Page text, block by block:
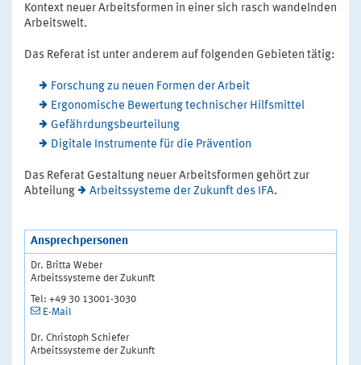
Kontext neuer Arbeitsformen in einer sich rasch wandelnden
Arbeitswelt.
Das Referat ist unter anderem auf folgenden Gebieten tätig:
Forschung zu neuen Formen der Arbeit
Ergonomische Bewertung technischer Hilfsmittel
Gefährdungsbeurteilung
Digitale Instrumente für die Prävention
Das Referat Gestaltung neuer Arbeitsformen gehört zur
Abteilung
Arbeitssysteme der Zukunft des IFA.
Ansprechpersonen
Dr. Britta Weber
Arbeitssysteme der Zukunft
Tel: +49 30 13001-3030
E-Mail
Dr. Christoph Schiefer
Arbeitssysteme der Zukunft